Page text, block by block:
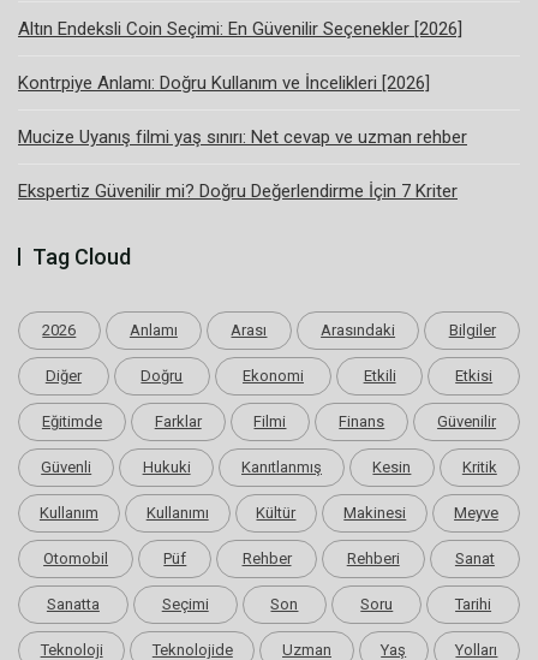
Altın Endeksli Coin Seçimi: En Güvenilir Seçenekler [2026]
Kontrpiye Anlamı: Doğru Kullanım ve İncelikleri [2026]
Mucize Uyanış filmi yaş sınırı: Net cevap ve uzman rehber
Ekspertiz Güvenilir mi? Doğru Değerlendirme İçin 7 Kriter
Tag Cloud
2026 Anlamı Arası Arasındaki Bilgiler
Diğer Doğru Ekonomi Etkili Etkisi
Eğitimde Farklar Filmi Finans Güvenilir
Güvenli Hukuki Kanıtlanmış Kesin Kritik
Kullanım Kullanımı Kültür Makinesi Meyve
Otomobil Püf Rehber Rehberi Sanat
Sanatta Seçimi Son Soru Tarihi
Teknoloji Teknolojide Uzman Yaş Yolları